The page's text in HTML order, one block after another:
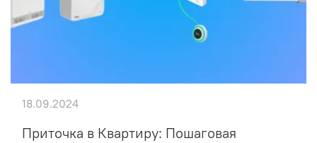
Приточка в Квартиру: Пошаговая
18.09.2024